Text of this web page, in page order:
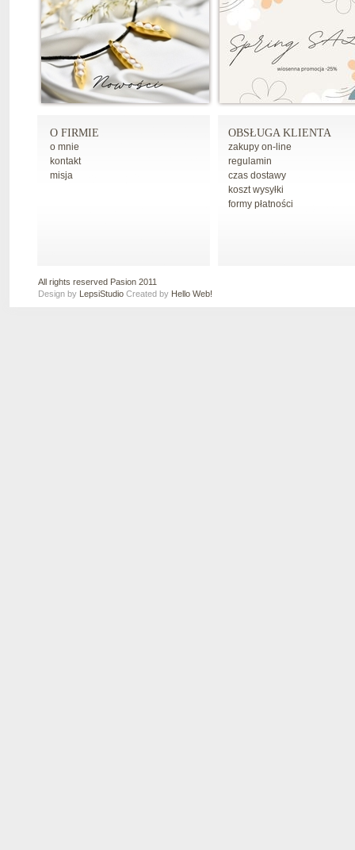
O FIRMIE
o mnie
kontakt
misja
OBSŁUGA KLIENTA
zakupy on-line
regulamin
czas dostawy
koszt wysyłki
formy płatności
All rights reserved Pasion 2011
Design by LepsiStudio Created by Hello Web!